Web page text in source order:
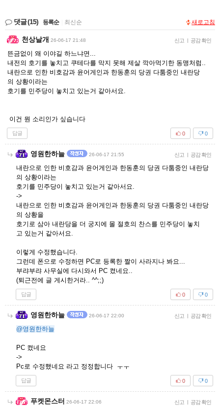
댓글(15) 등록순 최신순 새로고침
천상날개 26-06-17 21:48 신고 | 공감 확인
뜬금없이 왜 이야길 하느냐면...
내전의 호기를 놓치고 쿠테다를 막지 못해 제살 깍아먹기한 동맹처럼..
내란으로 인한 비호감과 윤어게인과 한동훈의 당권 다툼중인 내란당
의 상황이라는
호기를 민주당이 놓치고 있는거 같아서요.
이건 뭔 소리인가 싶습니다
답글 0
0
영원한하늘 26-06-17 21:55 신고 | 공감 확인
내란으로 인한 비호감과 윤어게인과 한동훈의 당권 다툼중인 내란당
의 상황이라는
호기를 민주당이 놓치고 있는거 같아서요.
->
내란으로 인한 비호감과 윤어게인과 한동훈의 당권 다툼중인 내란당
의 상황을
호기로 삼아 내란당을 더 궁지에 몰 절호의 찬스를 민주당이 놓치
고 있는거 같아서요.
이렇게 수정했습니다.
그런데 폰으로 수정하면 PC로 등록한 짤이 사라지나 봐요...
부랴부랴 사무실에 다시와서 PC 켰네요..
(퇴근전에 글 게시한거라.. ^^;;)
답글 0
0
영원한하늘 26-06-17 22:00 신고 | 공감 확인
@영원한하늘
PC 켰네요
->
Pc로 수정했네요 라고 정정합니다 ㅜㅜ
답글 0
0
푸켓몬스터 26-06-17 22:06 신고 | 공감 확인